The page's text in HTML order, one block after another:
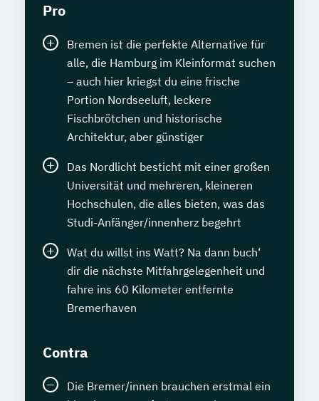
Pro
Bremen ist die perfekte Alternative für
alle, die Hamburg im Kleinformat suchen
– auch hier kriegst du eine frische
Portion Nordseeluft, leckere
Fischbrötchen und historische
Architektur, aber günstiger
Das Nordlicht besticht mit einer großen
Universität und mehreren, kleineren
Hochschulen, die alles bieten, was das
Studi-Anfänger/innenherz begehrt
Wat du willst ins Watt? Na dann buch‘
dir die nächste Mitfahrgelegenheit und
fahre ins 60 Kilometer entfernte
Bremerhaven
Contra
Die Bremer/innen brauchen erstmal ein